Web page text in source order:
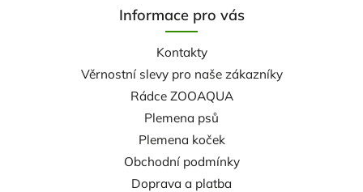
Informace pro vás
Kontakty
Věrnostní slevy pro naše zákazníky
Rádce ZOOAQUA
Plemena psů
Plemena koček
Obchodní podmínky
Doprava a platba